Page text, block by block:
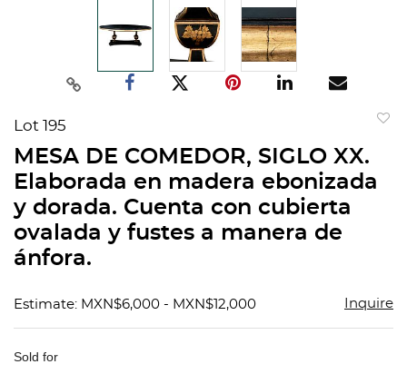
Lot 195
MESA DE COMEDOR, SIGLO XX.
Elaborada en madera ebonizada
y dorada. Cuenta con cubierta
ovalada y fustes a manera de
ánfora.
Estimate: MXN$6,000 - MXN$12,000 Inquire
Sold for